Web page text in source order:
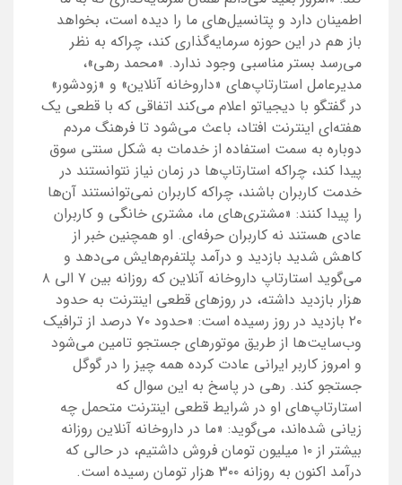
اطمینان دارد و پتانسیل‌های ما را دیده است، بخواهد
باز هم در این حوزه سرمایه‌گذاری کند، چراکه به نظر
می‌رسد بستر مناسبی وجود ندارد. «محمد رهی»،
مدیرعامل استارتاپ‌های «داروخانه آنلاین» و «زودشور»
در گفتگو با دیجیاتو اعلام می‌کند اتفاقی که با قطعی یک
هفته‌ای اینترنت افتاد، باعث می‌شود تا فرهنگ مردم
دوباره به سمت استفاده از خدمات به شکل سنتی سوق
پیدا کند، چراکه استارتاپ‌ها در زمان نیاز نتوانستند در
خدمت کاربران باشند، چراکه کاربران نمی‌توانستند آن‌ها
را پیدا کنند: «مشتری‌های ما، مشتری خانگی و کاربران
عادی هستند نه کاربران حرفه‌ای. او همچنین خبر از
کاهش شدید بازدید و درآمد پلتفرم‌هایش می‌دهد و
می‌گوید استارتاپ داروخانه آنلاین که روزانه بین ۷ الی ۸
هزار بازدید داشته، در روزهای قطعی اینترنت به حدود
۲۰ بازدید در روز رسیده است: «حدود ۷۰ درصد از ترافیک
وب‌سایت‌ها از طریق موتورهای جستجو تامین می‌شود
و امروز کاربر ایرانی عادت کرده همه چیز را در گوگل
جستجو کند. رهی در پاسخ به این سوال که
استارتاپ‌های او در شرایط قطعی اینترنت متحمل چه
زیانی شده‌اند، می‌گوید: «ما در داروخانه آنلاین روزانه
بیشتر از ۱۰ میلیون تومان فروش داشتیم، در حالی که
درآمد اکنون به روزانه ۳۰۰ هزار تومان رسیده است.